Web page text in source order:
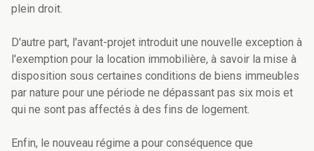
plein droit.
D'autre part, l'avant-projet introduit une nouvelle exception à
l'exemption pour la location immobilière, à savoir la mise à
disposition sous certaines conditions de biens immeubles
par nature pour une période ne dépassant pas six mois et
qui ne sont pas affectés à des fins de logement.
Enfin, le nouveau régime a pour conséquence que